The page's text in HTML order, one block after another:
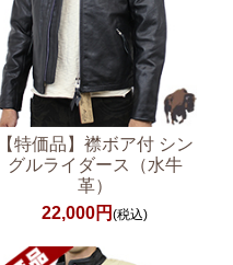
【特価品】襟ボア付 シン
グルライダース（水牛
革）
22,000円(税込)